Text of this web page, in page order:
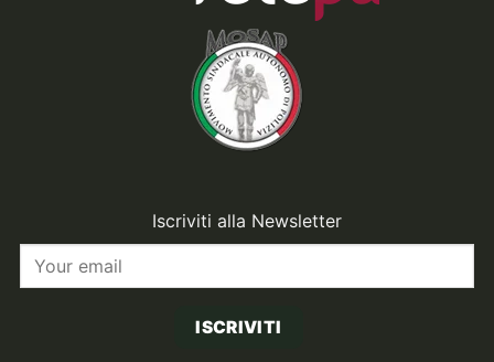
Iscriviti alla Newsletter
ISCRIVITI